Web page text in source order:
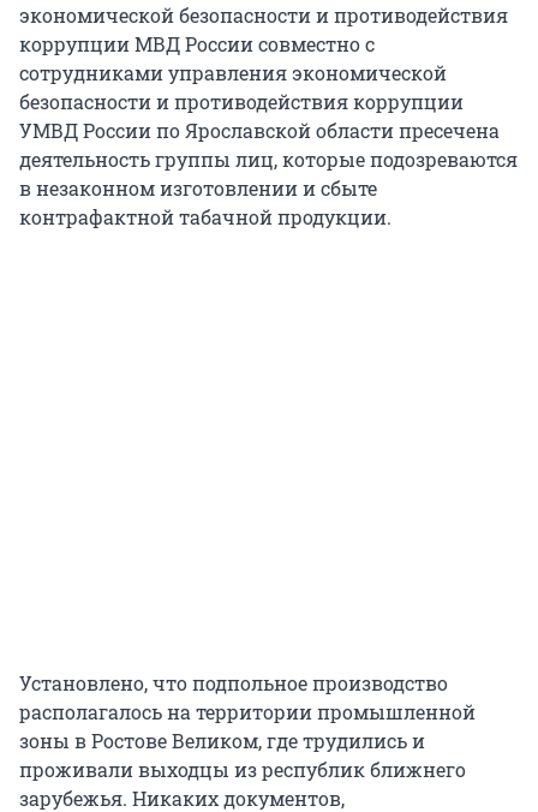
экономической безопасности и противодействия
коррупции МВД России совместно с
сотрудниками управления экономической
безопасности и противодействия коррупции
УМВД России по Ярославской области пресечена
деятельность группы лиц, которые подозреваются
в незаконном изготовлении и сбыте
контрафактной табачной продукции.
Установлено, что подпольное производство
располагалось на территории промышленной
зоны в Ростове Великом, где трудились и
проживали выходцы из республик ближнего
зарубежья. Никаких документов,